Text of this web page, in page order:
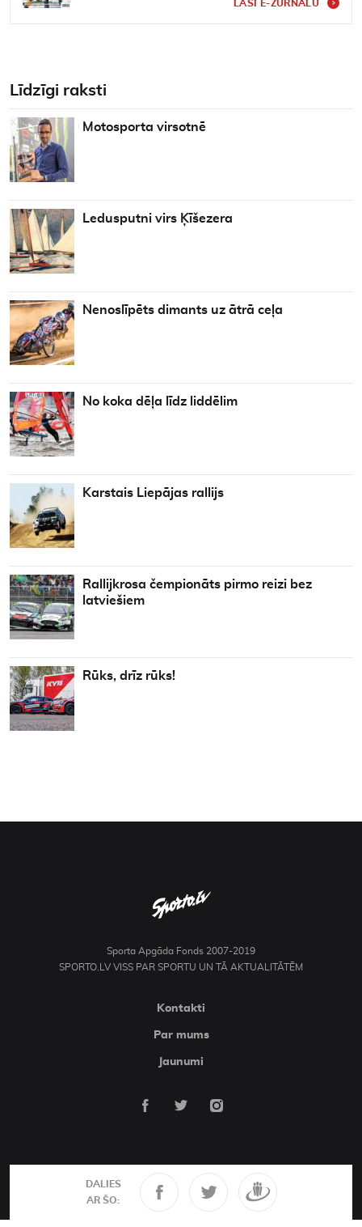
DALIES
AR ŠO:
LASI E-ŽURNĀLU
Līdzīgi raksti
Motosporta virsotnē
Ledusputni virs Ķīšezera
Nenoslīpēts dimants uz ātrā ceļa
No koka dēļa līdz liddēlim
Karstais Liepājas rallijs
Rallijkrosa čempionāts pirmo reizi bez
latviešiem
Rūks, drīz rūks!
Sporta Apgāda Fonds 2007-2019
SPORTO.LV VISS PAR SPORTU UN TĀ AKTUALITĀTĒM
Kontakti
Par mums
Jaunumi